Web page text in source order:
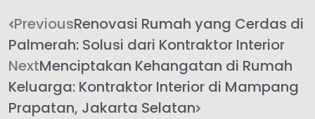
PreviousRenovasi Rumah yang Cerdas di
Palmerah: Solusi dari Kontraktor Interior
NextMenciptakan Kehangatan di Rumah
Keluarga: Kontraktor Interior di Mampang
Prapatan, Jakarta Selatan